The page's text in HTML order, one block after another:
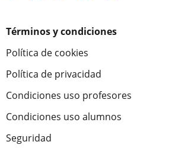
Términos y condiciones
Política de cookies
Política de privacidad
Condiciones uso profesores
Condiciones uso alumnos
Seguridad